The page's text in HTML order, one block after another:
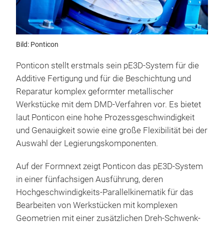
Bild: Ponticon
Ponticon stellt erstmals sein pE3D-System für die
Additive Fertigung und für die Beschichtung und
Reparatur komplex geformter metallischer
Werkstücke mit dem DMD-Verfahren vor. Es bietet
laut Ponticon eine hohe Prozessgeschwindigkeit
und Genauigkeit sowie eine große Flexibilität bei der
Auswahl der Legierungskomponenten.
Auf der Formnext zeigt Ponticon das pE3D-System
in einer fünfachsigen Ausführung, deren
Hochgeschwindigkeits-Parallelkinematik für das
Bearbeiten von Werkstücken mit komplexen
Geometrien mit einer zusätzlichen Dreh-Schwenk-